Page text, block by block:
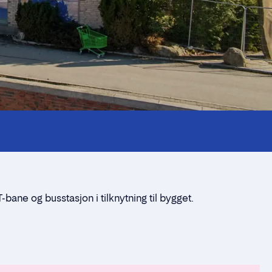
og busstasjon i tilknytning til bygget.